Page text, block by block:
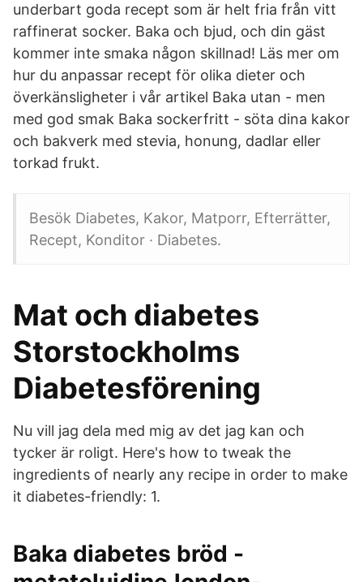
underbart goda recept som är helt fria från vitt
raffinerat socker. Baka och bjud, och din gäst
kommer inte smaka någon skillnad! Läs mer om
hur du anpassar recept för olika dieter och
överkänsligheter i vår artikel Baka utan - men
med god smak Baka sockerfritt - söta dina kakor
och bakverk med stevia, honung, dadlar eller
torkad frukt.
Besök Diabetes, Kakor, Matporr, Efterrätter,
Recept, Konditor · Diabetes.
Mat och diabetes
Storstockholms
Diabetesförening
Nu vill jag dela med mig av det jag kan och
tycker är roligt. Here's how to tweak the
ingredients of nearly any recipe in order to make
it diabetes-friendly: 1.
Baka diabetes bröd -